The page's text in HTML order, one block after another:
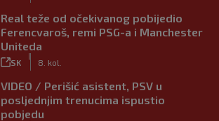
Real teže od očekivanog pobijedio
Ferencvaroš, remi PSG-a i Manchester
Uniteda
SK 8. kol.
VIDEO / Perišić asistent, PSV u
posljednjim trenucima ispustio
pobjedu